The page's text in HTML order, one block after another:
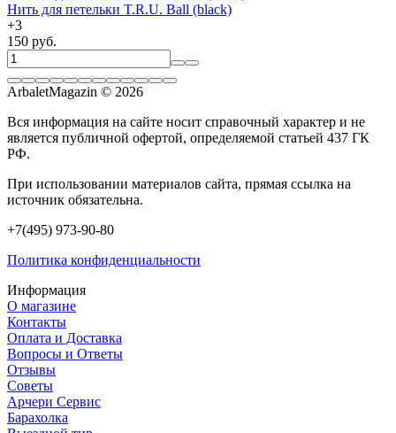
Нить для петельки T.R.U. Ball (black)
+3
150 руб.
ArbaletMagazin © 2026
Вся информация на сайте носит справочный характер и не
является публичной офертой, определяемой статьей 437 ГК
РФ.
При использовании материалов сайта, прямая ссылка на
источник обязательна.
+7(495) 973-90-80
Политика конфиденциальности
Информация
О магазине
Контакты
Оплата и Доставка
Вопросы и Ответы
Отзывы
Советы
Арчери Сервис
Барахолка